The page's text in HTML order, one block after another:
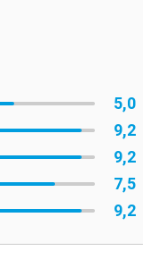
is een edge-to-
de complete
je toestel compleet
5,0
9,2
9,2
7,5
9,2